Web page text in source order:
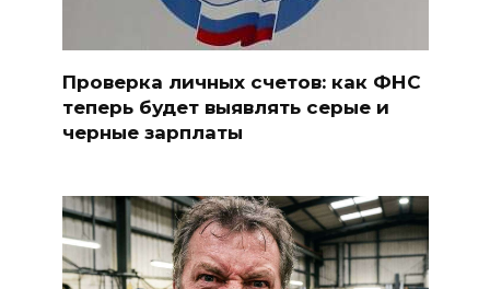
Проверка личных счетов: как ФНС
теперь будет выявлять серые и
черные зарплаты